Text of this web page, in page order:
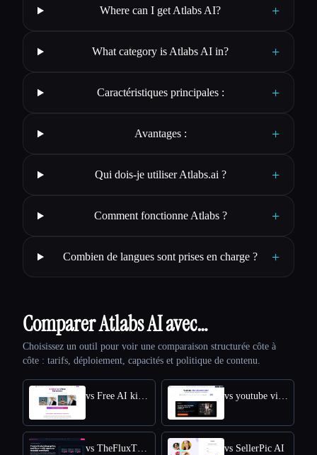
Where can I get Atlabs AI? +
What category is Atlabs AI in? +
Caractéristiques principales : +
Avantages : +
Qui dois-je utiliser Atlabs.ai ? +
Comment fonctionne Atlabs ? +
Combien de langues sont prises en charge ? +
Comparer Atlabs AI avec…
Choisissez un outil pour voir une comparaison structurée côte à
côte : tarifs, déploiement, capacités et politique de contenu.
vs Free AI kissing video generator vs youtube video downloader
vs TheFluxTrain vs SellerPic AI